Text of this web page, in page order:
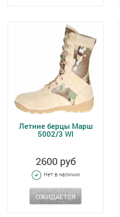
Летние берцы Марш
5002/3 WI
2600 руб
Нет в наличии
ОЖИДАЕТСЯ